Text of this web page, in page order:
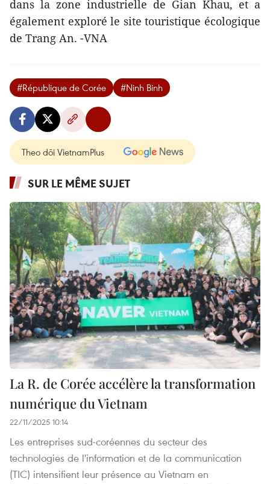
dans la zone industrielle de Gian Khau, et a
également exploré le site touristique écologique
de Trang An. -VNA
#République de Corée #Ninh Binh
Theo dõi VietnamPlus
SUR LE MÊME SUJET
La R. de Corée accélère la transformation
numérique du Vietnam
22/11/2025 10:14
Les entreprises sud-coréennes du secteur des
technologies de l'information et de la communication
(TIC) intensifient leur présence au Vietnam en